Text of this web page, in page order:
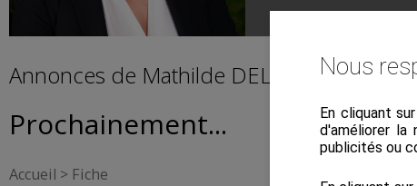
Annonces de Mathilde DELASSUS
Prochainement...
Accueil > Fiche
Nous
En cliquant
d'améliorer la
publicités ou